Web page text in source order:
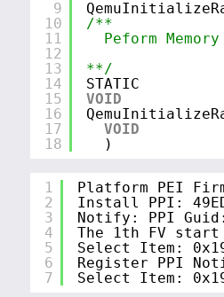
9
10
11
12
13
14
15
16
17
18
/**
Peform
**/
STATIC
VOID
VOID
)
1
2
3
4
5
6
7
Platform PEI
Install PPI:
Notify: PPI Guid:
The 1th FV start
Select Item:
Register PPI
Select Item: